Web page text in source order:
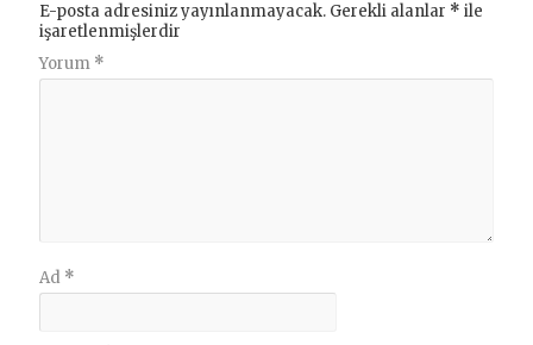
E-posta adresiniz yayınlanmayacak. Gerekli alanlar * ile
işaretlenmişlerdir
Yorum *
Ad *